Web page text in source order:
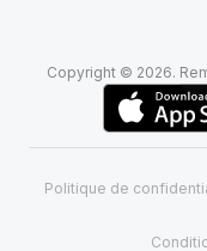
Copyright © 2026.
Politique de